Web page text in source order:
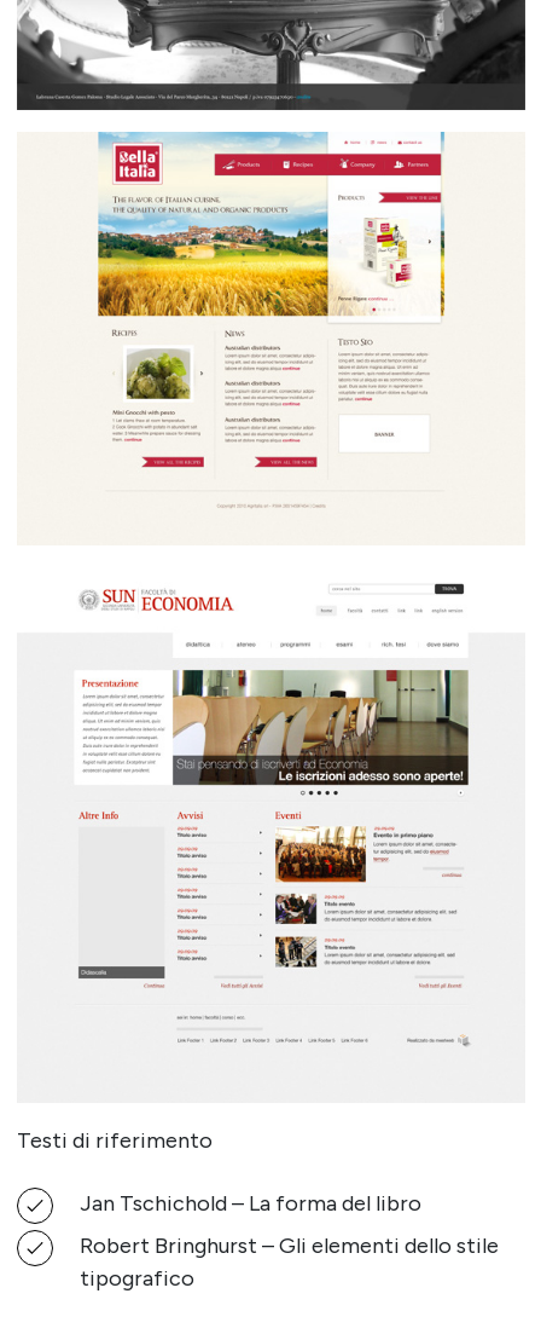
Testi di riferimento
Jan Tschichold – La forma del libro
Robert Bringhurst – Gli elementi dello stile
tipografico